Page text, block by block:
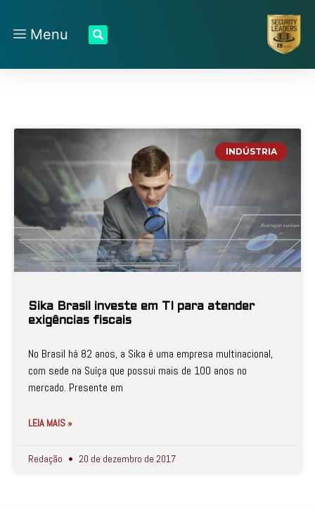
Menu
INDÚSTRIA
Sika Brasil investe em TI para atender
exigências fiscais
No Brasil há 82 anos, a Sika é uma empresa multinacional,
com sede na Suíça que possui mais de 100 anos no
mercado. Presente em
LEIA MAIS »
Redação 20 de dezembro de 2017